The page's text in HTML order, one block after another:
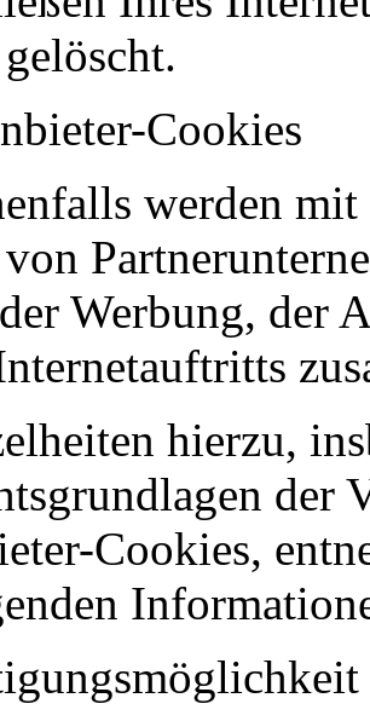
Cookies
werden
Werbung, der
hierzu,
der
Cookies,